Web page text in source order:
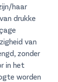
haar
drukke
van
zonder
in het
worden